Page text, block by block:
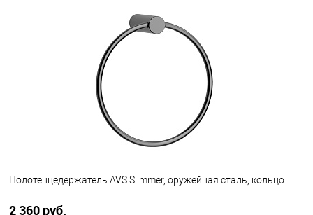
Полотенцедержатель AVS Slimmer, оружейная сталь, кольцо
2 360 руб.